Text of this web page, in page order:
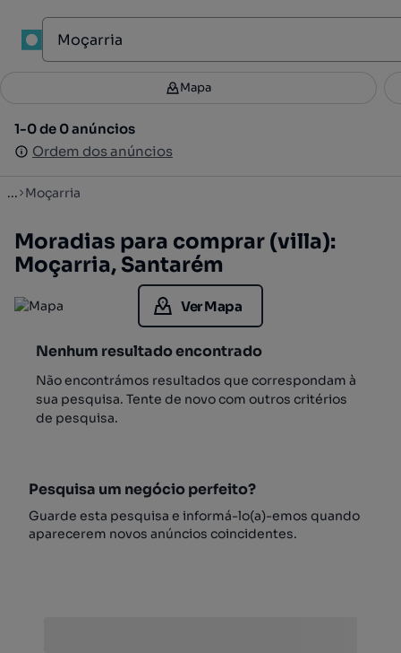
Filtros 3
1-0 de 0 anúncios
Ordem dos anúncios
Mapa
1-0 de 0 anúncios
Ordem dos anúncios
... Moçarria
Moradias para comprar (villa):
Moçarria, Santarém
Ver Mapa
Nenhum resultado encontrado
Não encontrámos resultados que correspondam à
sua pesquisa. Tente de novo com outros critérios
de pesquisa.
Pesquisa um negócio perfeito?
Guarde esta pesquisa e informá-lo(a)-emos quando
aparecerem novos anúncios coincidentes.